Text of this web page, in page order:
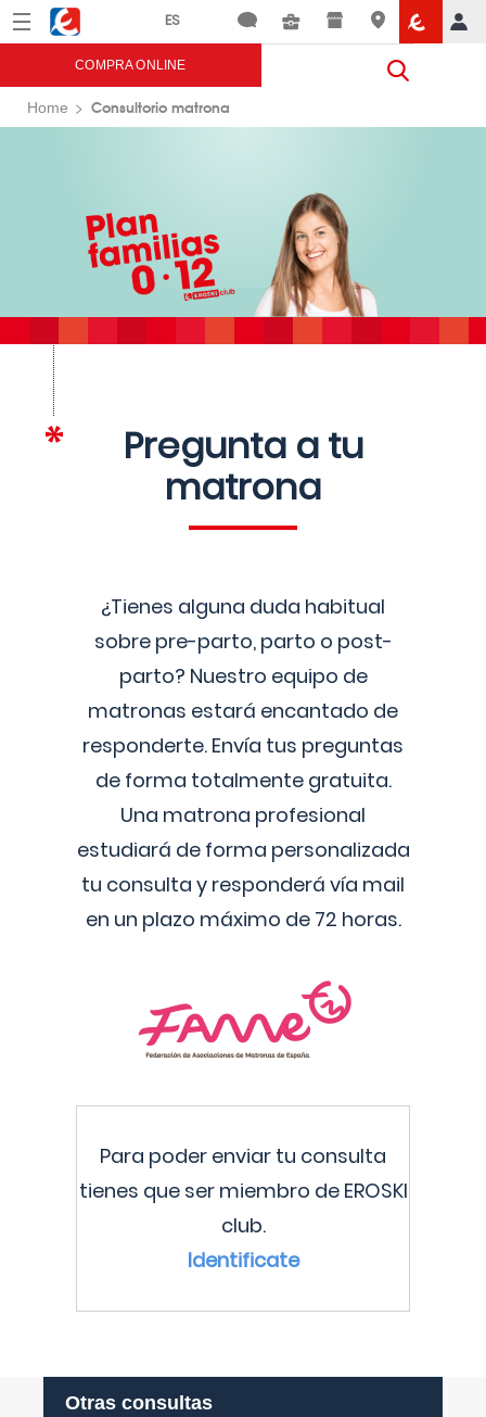
Menú Eroski
COMPRA ONLINE
Home Consultorio matrona
Pregunta a tu
matrona
¿Tienes alguna duda habitual
sobre pre-parto, parto o post-
parto? Nuestro equipo de
matronas estará encantado de
responderte. Envía tus preguntas
de forma totalmente gratuita.
Una matrona profesional
estudiará de forma personalizada
tu consulta y responderá vía mail
en un plazo máximo de 72 horas.
Para poder enviar tu consulta
tienes que ser miembro de EROSKI
club.
Identificate
Otras consultas